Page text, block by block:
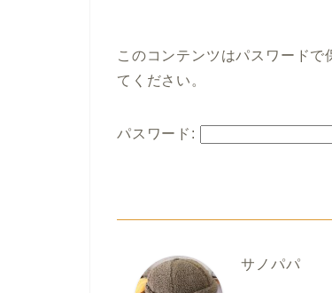
このコンテンツはパスワード
てください。
パスワード:
サノパパ